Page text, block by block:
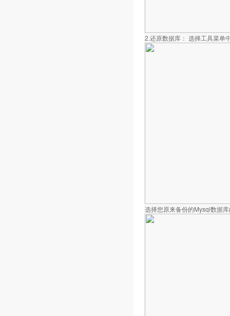
2.还原数据库： 选择工具菜单
选择您原来备份的Mysql数据